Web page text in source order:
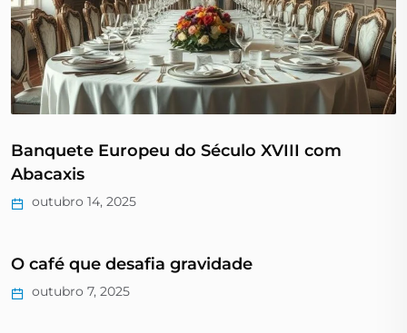
Banquete Europeu do Século XVIII com
Abacaxis
outubro 14, 2025
O café que desafia gravidade
outubro 7, 2025